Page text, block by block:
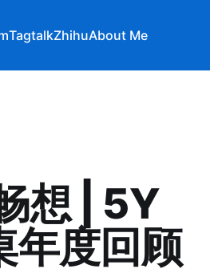
TagtalkZhihuAbout Me
想 | 5Y
年度回顾